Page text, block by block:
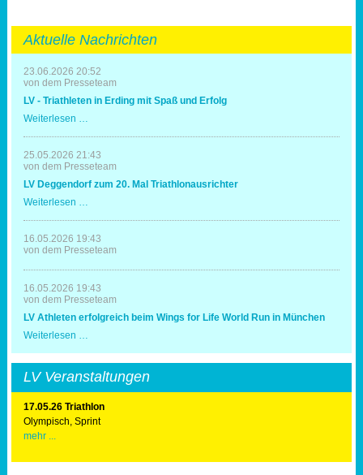
Aktuelle Nachrichten
23.06.2026 20:52
von dem Presseteam
LV - Triathleten in Erding mit Spaß und Erfolg
Weiterlesen …
Triathleten
in
Erding
Spaß
Erfolg
25.05.2026 21:43
von dem Presseteam
LV Deggendorf zum 20. Mal Triathlonausrichter
Weiterlesen …
zum
20.
Mal
16.05.2026 19:43
von dem Presseteam
16.05.2026 19:43
von dem Presseteam
LV Athleten erfolgreich beim Wings for Life World Run in München
Weiterlesen …
erfolgreich
Wings
for
Life
World
Run
LV Veranstaltungen
17.05.26 Triathlon
Olympisch, Sprint
mehr ...